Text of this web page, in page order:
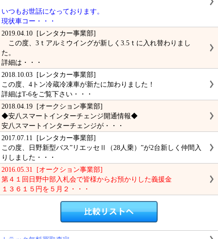
いつもお世話になっております。
現状車コー・・・
2019.04.10 [レンタカー事業部]
この度、3ｔアルミウイングが新しく3.5ｔに入れ替わりまし
た。
詳細は・・・
2018.10.03 [レンタカー事業部]
この度、4トン冷蔵冷凍車が新たに加わりました！
詳細はT-6をご覧下さい・・・
2018.04.19 [オークション事業部]
◆安八スマートインターチェンジ開通情報◆
安八スマートインターチェンジが・・・
2017.07.11 [レンタカー事業部]
この度、日野新型バス”リエッセⅡ（28人乗）”が2台新しく仲間入
りしました・・・
2016.05.31 [オークション事業部]
第４１回日野中部入札会で皆様からお預かりした義援金
１３６１５円を５月２・・・